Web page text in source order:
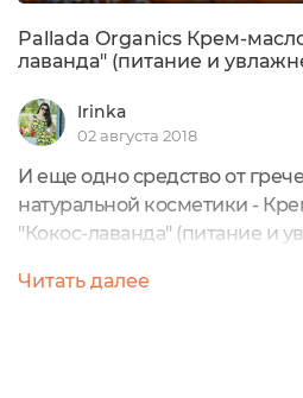
Pallada Organics Крем-
лаванда" (питание и
Irinka
02 августа 2018
И еще одно средство от
натуральной косметики -
"Кокос-лаванда" (питание и
повышения тонуса и
Читать далее